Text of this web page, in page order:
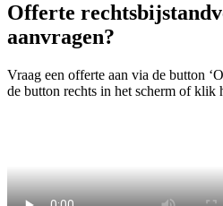
Offerte
aanvragen?
Vraag een offerte aan via de button
de button rechts in het scherm of klik